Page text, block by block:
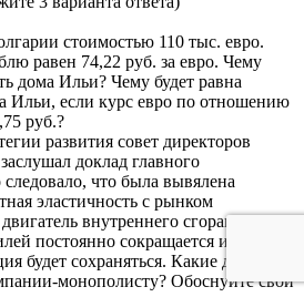
стоимостью 110 тыс. евро.
равен 74,22 руб. за евро. Чему
дома Ильи? Чему будет равна
Ильи, если курс евро по отношению
руб.?
развития совет директоров
доклад главного
следовало, что была вывялена
эластичность с рынком
внутреннего сгорания.
постоянно сокращается и в
будет сохраняться. Какие действия
монополисту? Обоснуйте свой